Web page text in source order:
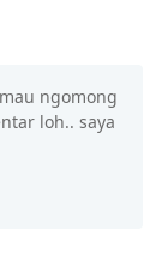
ngomong
loh.. saya